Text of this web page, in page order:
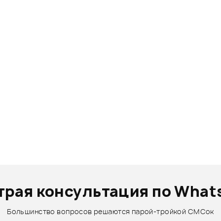
консультация по
Большинство вопросов решаются парой-тройкой СМСок